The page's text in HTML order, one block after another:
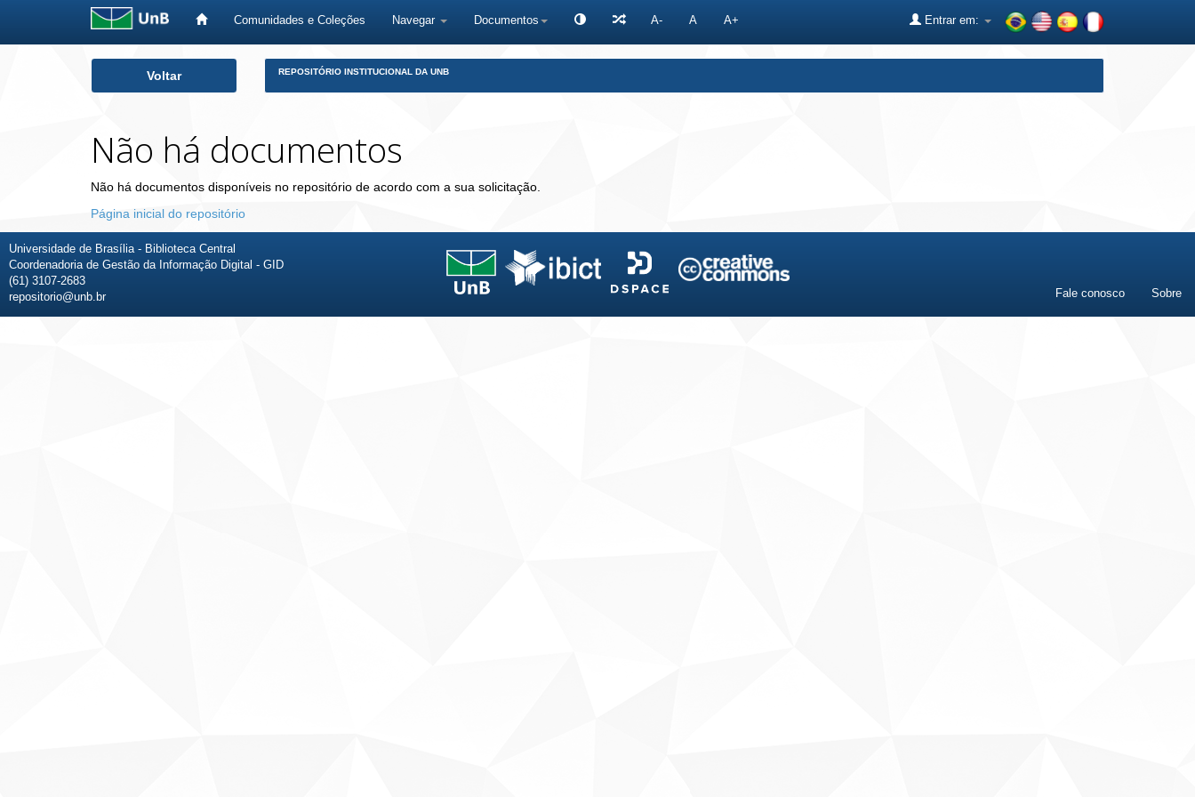
Comunidades e Coleções Navegar Documentos A- A A+ Entrar em:
Voltar REPOSITÓRIO INSTITUCIONAL DA UNB
Não há documentos
Não há documentos disponíveis no repositório de acordo com a sua solicitação.
Página inicial do repositório
Universidade de Brasília - Biblioteca Central
Coordenadoria de Gestão da Informação Digital - GID
(61) 3107-2683
repositorio@unb.br
Fale conosco Sobre